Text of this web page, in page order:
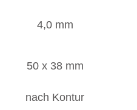
4,0 mm
50 x 38 mm
nach Kontur